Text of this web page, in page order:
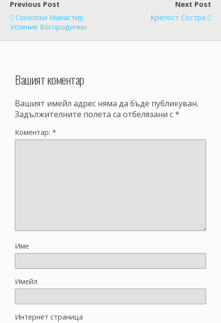
Previous Post
Соколски Манастир
Успение Богородично
Next Post
Крепост Состра
Вашият коментар
Вашият имейл адрес няма да бъде публикуван.
Задължителните полета са отбелязани с*
Коментар: *
Име
Имейл
Интернет страница